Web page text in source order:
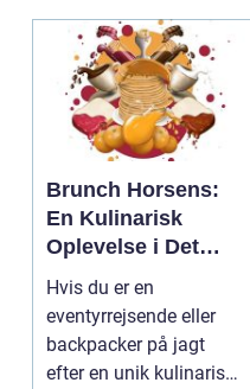
Brunch Horsens:
En Kulinarisk
Oplevelse i Det
Centrale Jylland
Hvis du er en
eventyrrejsende eller
backpacker på jagt
efter en unik kulinarisk